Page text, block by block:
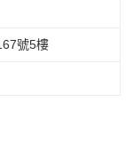
號5樓